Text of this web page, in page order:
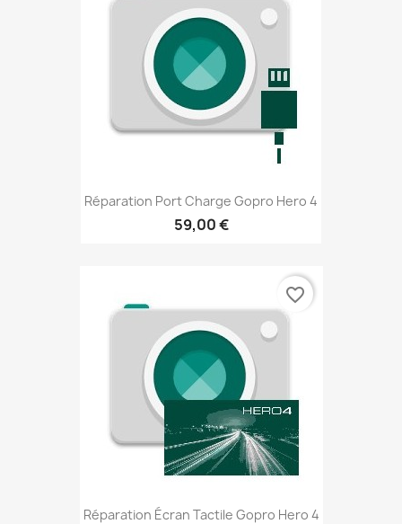
Réparation Port Charge Gopro Hero 4
59,00 €
Réparation Écran Tactile Gopro Hero 4
favorite_border